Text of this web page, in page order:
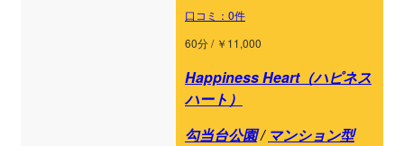
口コミ：0件
60分 / ￥11,000
Happiness Heart（ハピネス
ハート）
勾当台公園/ マンション型